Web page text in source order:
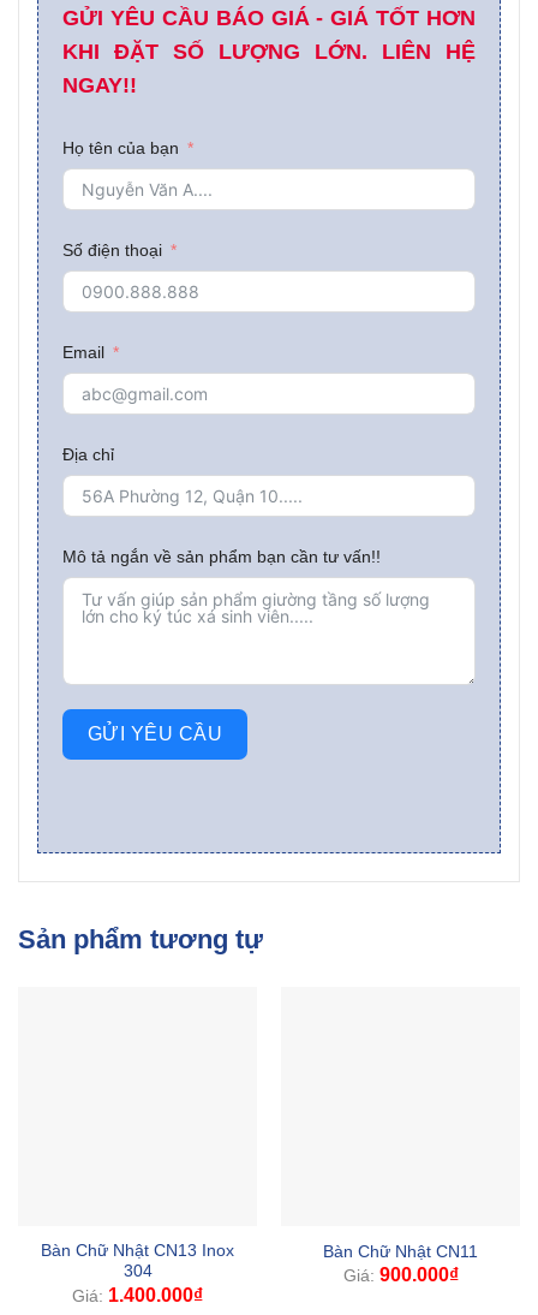
GỬI YÊU CẦU BÁO GIÁ - GIÁ TỐT HƠN
KHI ĐẶT SỐ LƯỢNG LỚN. LIÊN HỆ
NGAY!!
Họ tên của bạn
Số điện thoại
Email
Địa chỉ
Mô tả ngắn về sản phẩm bạn cần tư vấn!!
GỬI YÊU CẦU
Sản phẩm tương tự
Bàn Chữ Nhật CN13 Inox
304
Giá: 1.400.000₫
Bàn Chữ Nhật CN11
Giá: 900.000₫